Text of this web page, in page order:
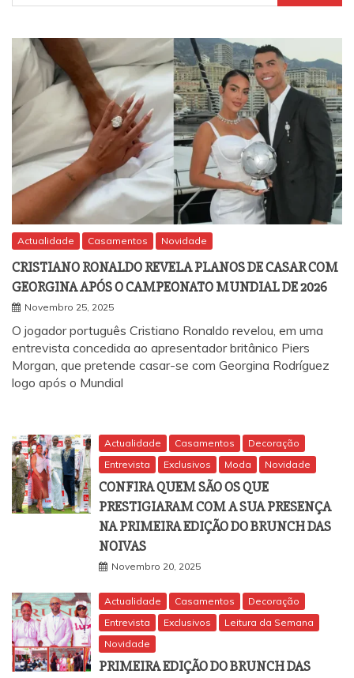
por:
Actualidade Casamentos Novidade
CRISTIANO RONALDO REVELA PLANOS DE CASAR COM
GEORGINA APÓS O CAMPEONATO MUNDIAL DE 2026
Novembro 25, 2025
O jogador português Cristiano Ronaldo revelou, em uma
entrevista concedida ao apresentador britânico Piers
Morgan, que pretende casar-se com Georgina Rodríguez
logo após o Mundial
Actualidade Casamentos
Decoração
Entrevista
Exclusivos Moda Novidade
CONFIRA QUEM SÃO OS QUE
PRESTIGIARAM COM A SUA PRESENÇA
NA PRIMEIRA EDIÇÃO DO BRUNCH DAS
NOIVAS
Novembro 20, 2025
Actualidade Casamentos
Decoração
Entrevista
Exclusivos
Leitura da Semana
Novidade
PRIMEIRA EDIÇÃO DO BRUNCH DAS